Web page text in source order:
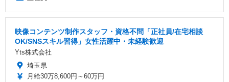
映像コンテンツ制作スタッフ・資格不問「正社員/在宅相談
OK/SNSスキル習得」女性活躍中・未経験歓迎
Yts株式会社
埼玉県
月給30万8,600円～60万円